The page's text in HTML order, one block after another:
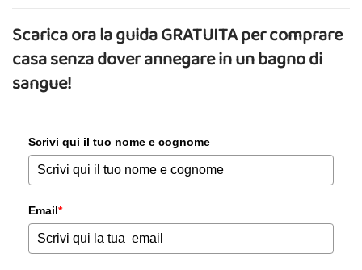
Scarica ora la guida GRATUITA per comprare
casa senza dover annegare in un bagno di
sangue!
Scrivi qui il tuo nome e cognome
Email*